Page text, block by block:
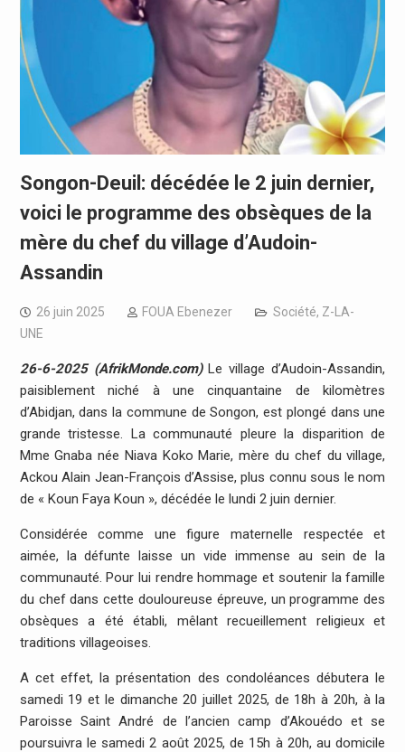
Songon-Deuil: décédée le 2 juin dernier,
voici le programme des obsèques de la
mère du chef du village d’Audoin-
Assandin
26 juin 2025 FOUA Ebenezer Société, Z-LA-
UNE
26-6-2025 (AfrikMonde.com)Le village d’Audoin-Assandin,
paisiblement niché à une cinquantaine de kilomètres
d’Abidjan, dans la commune de Songon, est plongé dans une
grande tristesse. La communauté pleure la disparition de
Mme Gnaba née Niava Koko Marie, mère du chef du village,
Ackou Alain Jean-François d’Assise, plus connu sous le nom
de « Koun Faya Koun », décédée le lundi 2 juin dernier.
Considérée comme une figure maternelle respectée et
aimée, la défunte laisse un vide immense au sein de la
communauté. Pour lui rendre hommage et soutenir la famille
du chef dans cette douloureuse épreuve, un programme des
obsèques a été établi, mêlant recueillement religieux et
traditions villageoises.
A cet effet, la présentation des condoléances débutera le
samedi 19 et le dimanche 20 juillet 2025, de 18h à 20h, à la
Paroisse Saint André de l’ancien camp d’Akouédo et se
poursuivra le samedi 2 août 2025, de 15h à 20h, au domicile